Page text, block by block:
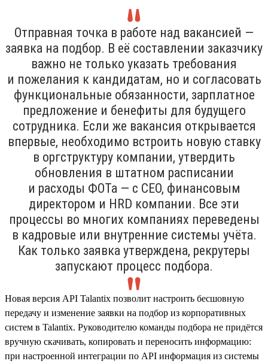
Отправная точка в работе над вакансией —
заявка на подбор. В её составлении заказчику
важно не только указать требования
и пожелания к кандидатам, но и согласовать
функциональные обязанности, зарплатное
предложение и бенефиты для будущего
сотрудника. Если же вакансия открывается
впервые, необходимо встроить новую ставку
в оргструктуру компании, утвердить
обновления в штатном расписании
и расходы ФОТа — с CEO, финансовым
директором и HRD компании. Все эти
процессы во многих компаниях переведены
в кадровые или внутренние системы учёта.
Как только заявка утверждена, рекрутеры
запускают процесс подбора.
Новая версия API Talantix позволит настроить бесшовную
передачу и изменение заявки на подбор из корпоративных
систем в Talantix. Руководителю команды подбора не придётся
вручную скачивать, копировать и переносить информацию:
при настроенной интеграции по API информация из системы